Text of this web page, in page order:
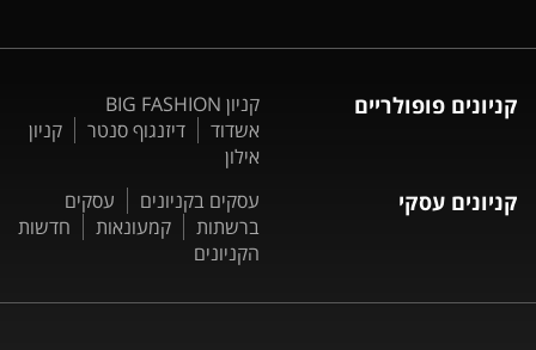
קניונים פופולריים
קניון BIG FASHION
אשדוד
דיזנגוף סנטר
קניון
אילון
קניונים עסקי עסקים בקניונים
עסקים
ברשתות
קמעונאות
חדשות
הקניונים